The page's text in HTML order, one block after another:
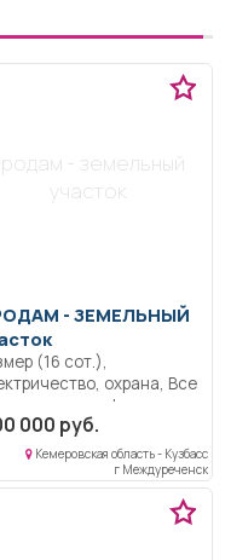
- земельный
участок
-ЗЕМЕЛЬНЫЙ
(16 сот.),
охрана, Все
по телефону
000 руб.
Кемеровская область - Кузбасс
г Междуреченск